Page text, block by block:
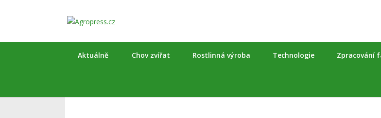
Aktuálně Chov zvířat Rostlinná výroba Technologie Zpracování